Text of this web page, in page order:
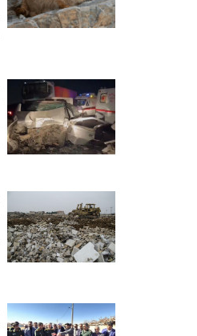
21 Azar 1404 - 18:07
17 Azar 1404 - 10:02
16 Azar 1404 - 18:41